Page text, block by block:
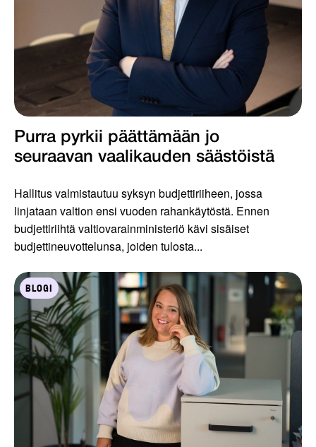
Purra pyrkii päättämään jo
seuraavan vaalikauden säästöistä
Hallitus valmistautuu syksyn budjettiriiheen, jossa
linjataan valtion ensi vuoden rahankäytöstä. Ennen
budjettiriihtä valtiovarainministeriö kävi sisäiset
budjettineuvottelunsa, joiden tulosta...
BLOGI